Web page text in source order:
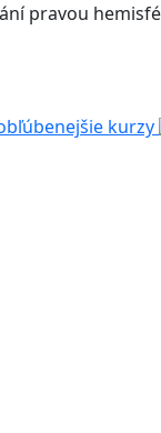
pravou
kurzy